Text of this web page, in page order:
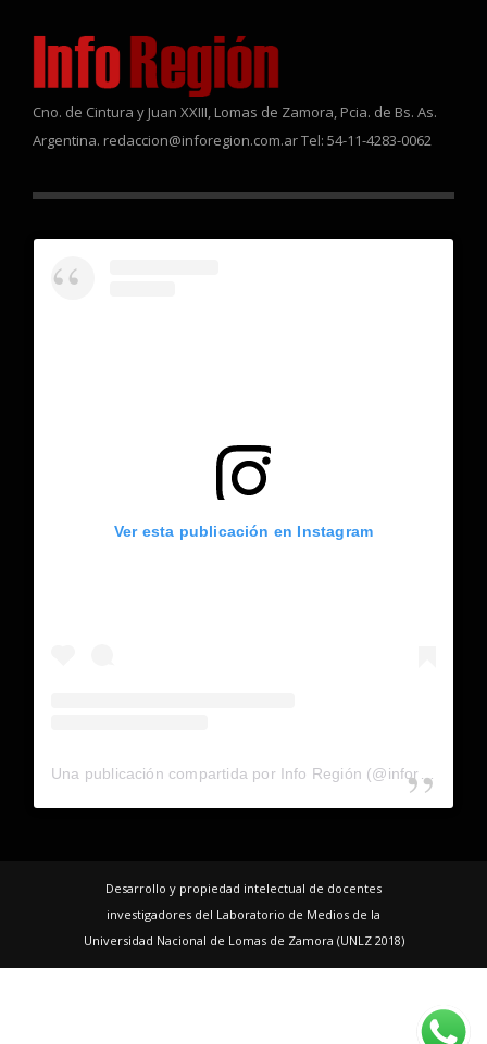
Cno. de Cintura y Juan XXIII, Lomas de Zamora, Pcia. de Bs. As.
Argentina. redaccion@inforegion.com.ar Tel: 54-11-4283-0062
Ver esta publicación en Instagram
Desarrollo y propiedad intelectual de docentes
investigadores del Laboratorio de Medios de la
Universidad Nacional de Lomas de Zamora (UNLZ 2018)